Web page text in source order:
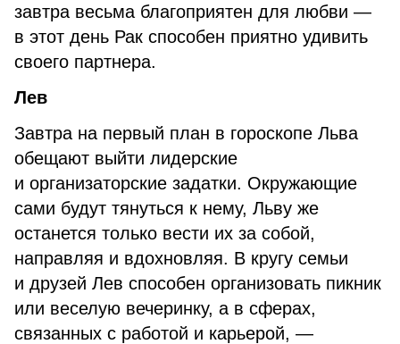
завтра весьма благоприятен для любви —
в этот день Рак способен приятно удивить
своего партнера.
Лев
Завтра на первый план в гороскопе Льва
обещают выйти лидерские
и организаторские задатки. Окружающие
сами будут тянуться к нему, Льву же
останется только вести их за собой,
направляя и вдохновляя. В кругу семьи
и друзей Лев способен организовать пикник
или веселую вечеринку, а в сферах,
связанных с работой и карьерой, —